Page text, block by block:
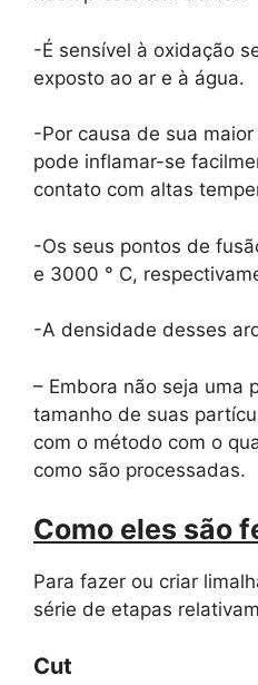
-É sensível à oxidação
exposto ao ar e à água.
-Por causa de sua
pode inflamar-se
contato com altas
-Os seus pontos de
e 3000 ° C,
-A densidade desses
– Embora não seja uma
tamanho de suas
com o método com o
como são processadas.
Como eles são
Para fazer ou criar
série de etapas
Cut